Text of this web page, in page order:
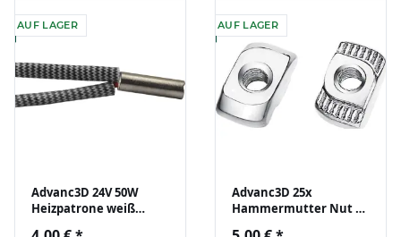
AUF LAGER
Advanc3D 24V 50W
Heizpatrone weiß
AUF LAGER
Advanc3D 25x
Hammermutter Nut 6